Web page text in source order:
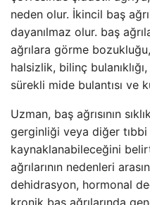
neden olur. İkincil baş
dayanılmaz olur. baş
ağrılara görme
halsizlik, bilinç
sürekli mide bulantısı ve
Uzman, baş ağrısının
gerginliği veya diğer
kaynaklanabileceğini
ağrılarının nedenleri
dehidrasyon, hormonal
kronik baş ağrılarında